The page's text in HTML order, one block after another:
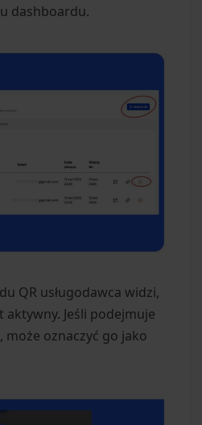
dashboardu.
QR usługodawca widzi,
aktywny. Jeśli podejmuje
może oznaczyć go jako